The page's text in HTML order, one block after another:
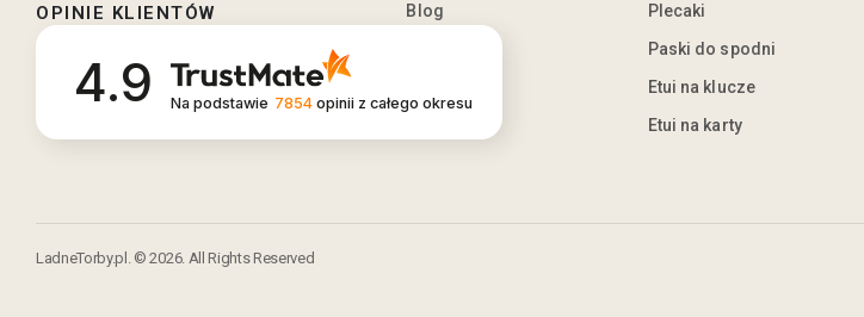
OPINIE KLIENTÓW
4.9 Na podstawie 7854 opinii z całego okresu
Blog
Plecaki
Paski do spodni
Etui na klucze
Etui na karty
LadneTorby.pl. © 2026. All Rights Reserved